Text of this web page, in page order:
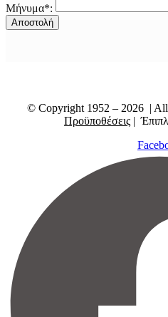
Μήνυμα*:
© Copyright 1952 – 2026 |
Προϋποθέσεις |